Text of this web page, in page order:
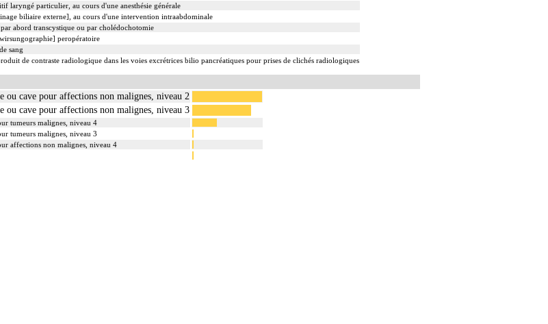
laryngé particulier, au cours d'une anesthésie générale
biliaire externe], au cours d'une intervention intraabdominale
abord transcystique ou par cholédochotomie
peropératoire
sang
de contraste radiologique dans les voies excrétrices bilio pancréatiques pour prises de clichés radiologiques
ou cave pour affections non malignes, niveau 2
ou cave pour affections non malignes, niveau 3
tumeurs malignes, niveau 4
tumeurs malignes, niveau 3
affections non malignes, niveau 4